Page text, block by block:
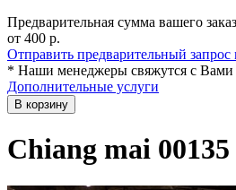
Предварительная сумма вашего
от 400 р.
Отправить предварительный
* Наши менеджеры свяжутся с Вами
Дополнительные услуги
В корзину
Chiang mai 00135